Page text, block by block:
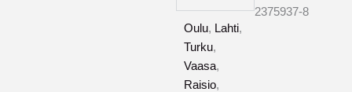
Oulu, Lahti,
Turku,
Vaasa,
Raisio,
3
2375937-8